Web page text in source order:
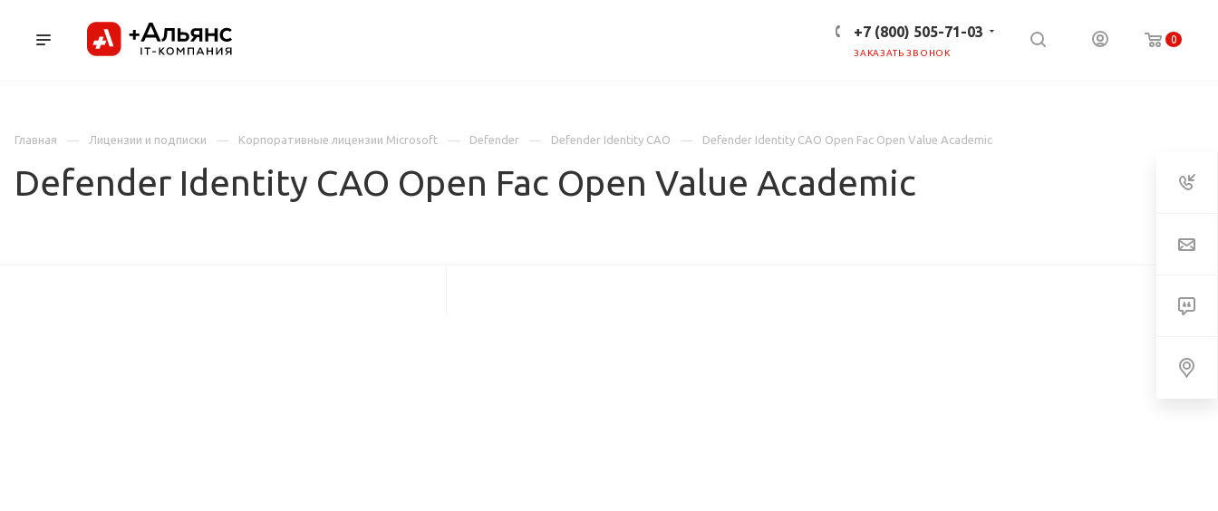
0
+7 (800) 505-71-03
ЗАКАЗАТЬ ЗВОНОК
Главная
Лицензии и подписки Корпоративные лицензии Microsoft Defender Defender Identity CAO Defender Identity CAO Open Fac Open Value Academic
Defender Identity CAO Open Fac Open Value Academic